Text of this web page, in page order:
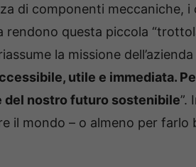
di componenti
rendono questa piccola
la missione
utile e immediata.
del nostro futuro sostenibile”.
il mondo – o almeno per farlo